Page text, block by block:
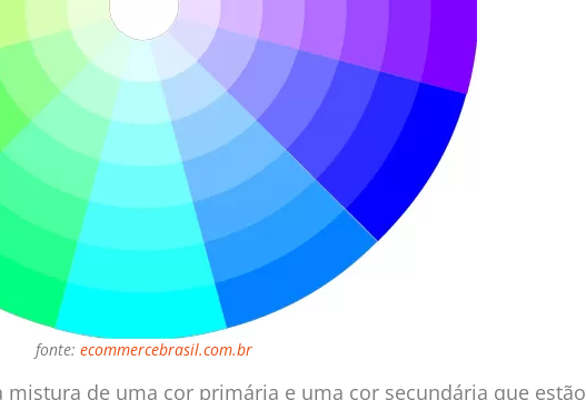
fonte: ecommercebrasil.com.br
mistura de uma cor primária e uma cor secundária que estão